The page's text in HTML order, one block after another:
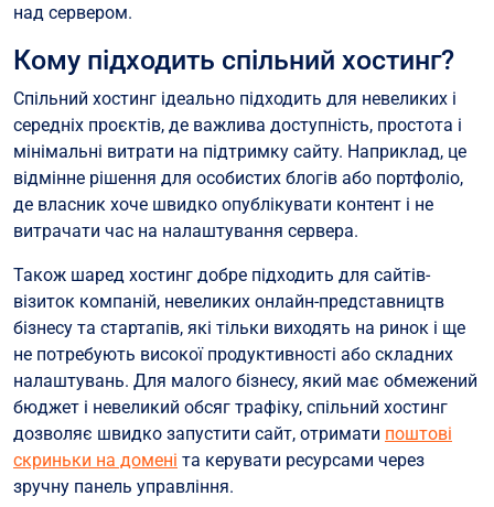
над сервером.
Кому підходить спільний хостинг?
Спільний хостинг ідеально підходить для невеликих і
середніх проєктів, де важлива доступність, простота і
мінімальні витрати на підтримку сайту. Наприклад, це
відмінне рішення для особистих блогів або портфоліо,
де власник хоче швидко опублікувати контент і не
витрачати час на налаштування сервера.
Також шаред хостинг добре підходить для сайтів-
візиток компаній, невеликих онлайн-представництв
бізнесу та стартапів, які тільки виходять на ринок і ще
не потребують високої продуктивності або складних
налаштувань. Для малого бізнесу, який має обмежений
бюджет і невеликий обсяг трафіку, спільний хостинг
дозволяє швидко запустити сайт, отримати поштові
скриньки на домені та керувати ресурсами через
зручну панель управління.